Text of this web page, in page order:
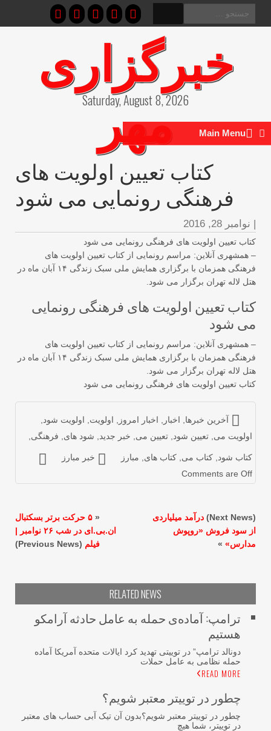
خبرگزاری
مهر
Saturday, August 8, 2026
Main Menu
کتاب تعیین اولویت های
فرهنگی رونمایی می شود
نوامبر 28, 2016
تعیین اولویت های فرهنگی رونمایی می شود
همشهری آنلاین: مراسم رونمایی از کتاب تعیین اولویت های
فرهنگی همزمان با برگزاری همایش ملی سبک زندگی ۱۴ آبان ماه در
لاله تهران برگزار می شود.
تعیین اولویت های فرهنگی رونمایی
شود
همشهری آنلاین: مراسم رونمایی از کتاب تعیین اولویت های
فرهنگی همزمان با برگزاری همایش ملی سبک زندگی ۱۴ آبان ماه در
لاله تهران برگزار می شود.
تعیین اولویت های فرهنگی رونمایی می شود
آخرین خبرها ,اخبار ,اخبار امروز,اولویت,اولویت شود,
اولویت می, تعیین شود, تعیین می, خبر جدید ,شود های, فرهنگی ,
کتاب شود, کتاب می, کتاب های, مبارز
خبر مبارز
Comments are Off
۵ حرکت برتر بسکتبال
ان.بی.ای در شب ۲۶ نوامبر |
(Previous News)
درآمد میلیاردی
سود فروش «روپوش
»
RELATED NEWS
ترامپ: آماده‌ی حمله به عامل حادثه آرامکو
هستیم
دونالد ترامپ” در توییتی تهدید کرد ایالات متحده آمریکا آماده
حمله نظامی به عامل حملات
READ MORE
چطور در توییتر معتبر شویم؟
چطور در توییتر معتبر شویم؟بدون آن تیک آبی حساب های معتبر
در توییتر، شما هیچ